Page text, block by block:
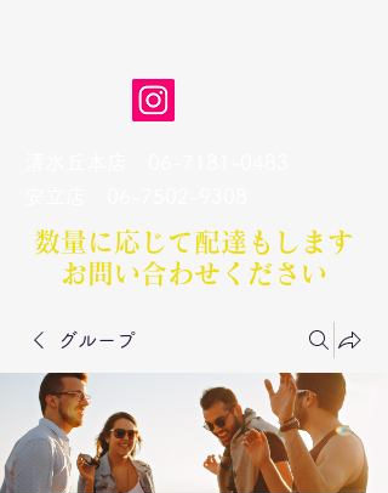
数量に応じて配達もします​
お問い合わせください
グループ